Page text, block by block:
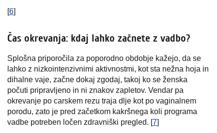
[6]
Čas okrevanja: kdaj lahko začnete z vadbo?
Splošna priporočila za poporodno obdobje kažejo, da se
lahko z nizkointenzivnimi aktivnostmi, kot sta nežna hoja in
dihalne vaje, začne dokaj zgodaj, takoj ko se ženska
počuti pripravljeno in ni znakov zapletov. Vendar pa
okrevanje po carskem rezu traja dlje kot po vaginalnem
porodu, zato je pred začetkom kakršnega koli programa
vadbe potreben ločen zdravniški pregled. [7]